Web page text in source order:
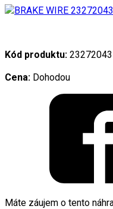
Kód produktu: 23272043
Cena: Dohodou
Máte záujem o tento